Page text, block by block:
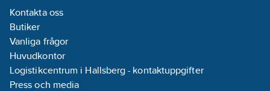
REACH
Kontakta oss
Butiker
Vanliga frågor
Huvudkontor
Logistikcentrum i Hallsberg - kontaktuppgifter
Press och media